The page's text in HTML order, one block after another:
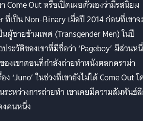
Come Out หรือเปิดเผยตัวเองว่ามีรสนิยม
ที่เป็น Non-Binary เมื่อปี 2014 ก่อนที่เขา
นผู้ชายข้ามเพศ (Transgender Men) ในปี
ระวัติของเขาที่มีชื่อว่า ‘Pageboy’ มีส่วนห
องเขาตอนที่กำลังถ่ายทำหนังตลกดราม่า
ง ‘Juno’ ในช่วงที่เขายังไม่ได้ Come Out
นระหว่างการถ่ายทำ เขาเคยมีความสัมพันธ์
คนหนึ่ง